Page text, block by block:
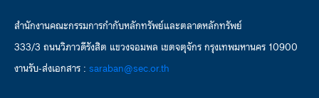
สำนักงานคณะกรรมการกำกับหลักทรัพย์และตลาดหลักทรัพย์
333/3 ถนนวิภาวดีรังสิต แขวงจอมพล เขตจตุจักร กรุงเทพมหานคร 10900
งานรับ-ส่งเอกสาร : saraban@sec.or.th